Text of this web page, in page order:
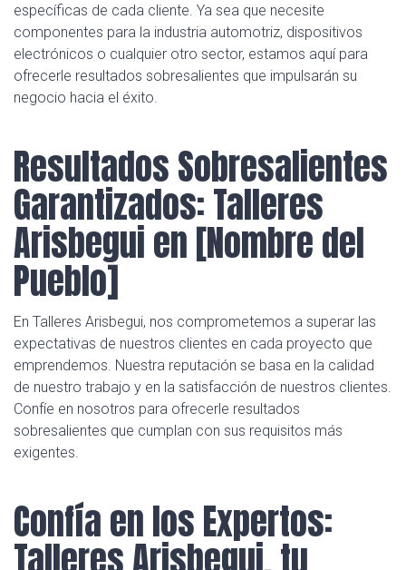
específicas de cada cliente. Ya sea que necesite
componentes para la industria automotriz, dispositivos
electrónicos o cualquier otro sector, estamos aquí para
ofrecerle resultados sobresalientes que impulsarán su
negocio hacia el éxito.
Resultados Sobresalientes
Garantizados: Talleres
Arisbegui en [Nombre del
Pueblo]
En Talleres Arisbegui, nos comprometemos a superar las
expectativas de nuestros clientes en cada proyecto que
emprendemos. Nuestra reputación se basa en la calidad
de nuestro trabajo y en la satisfacción de nuestros clientes.
Confíe en nosotros para ofrecerle resultados
sobresalientes que cumplan con sus requisitos más
exigentes.
Confía en los Expertos: